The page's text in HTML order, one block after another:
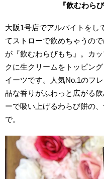
『飲むわら
大阪1号店でアルバイトをし
てストローで飲めちゃうの
が『飲むわらびもち』。カ
クに生クリームをトッピン
イーツです。人気No.1のフ
品な香りがふわっと広がる
ーで吸い上げるわらび餅の
で。